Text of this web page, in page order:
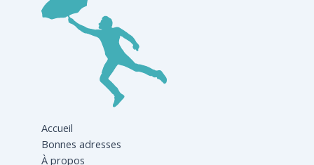
Accueil
Bonnes adresses
À propos